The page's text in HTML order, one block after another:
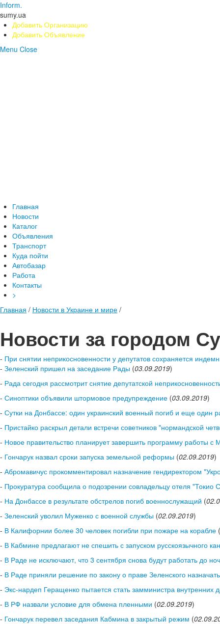
Inform.
sumy.ua
Добавить Организацию
Добавить Объявление
Menu Close
Главная
Новости
Каталог
Объявления
Транспорт
Куда пойти
Автобазар
Работа
Контакты
>
Главная / Новости в Украине и мире /
Новости за городом
- При снятии неприкосновенности у депутатов сохраняется
- Зеленский пришел на заседание Рады (03.09.2019)
- Рада сегодня рассмотрит снятие депутатской
- Синоптики объявили штормовое предупреждение (03.09.2019)
- Сутки на Донбассе: один украинский военный погиб и еще один
- Пристайко раскрыл детали встречи советников "нормандской
- Новое правительство планирует завершить программу работы с
- Гончарук назвал сроки запуска земельной реформы (02.09.2019)
- Абромавичус прокомментировал назначение гендиректором
- Прокуратура сообщила о подозрении совладельцу отеля "Токио
- На Донбассе в результате обстрелов погиб военнослужащий (
- Зеленский уволил Муженко с военной службы (02.09.2019)
- В Калифорнии более 30 человек погибли при пожаре на корабле (
- В Кабмине предлагают не спешить с запуском русскоязычного
- В Раде не исключают, что 3 сентября снова будут работать до
- В Раде приняли решение по закону о праве Зеленского
- Экс-нардеп Геращенко пытается стать замминистра внутренних
- В РФ назвали условие для обмена пленными (02.09.2019)
- Гончарук перевел заседания Кабмина в закрытый режим (